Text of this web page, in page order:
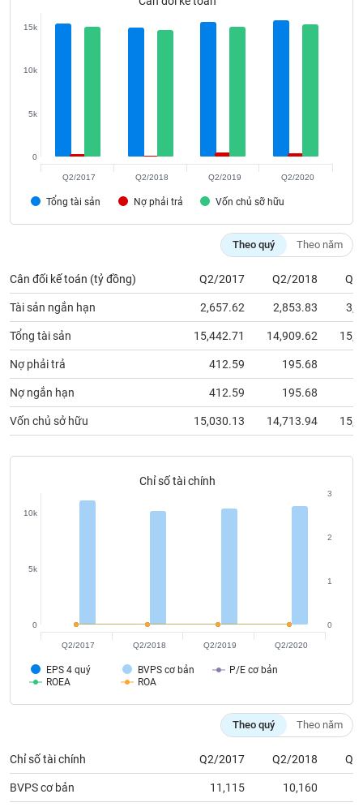
Tổng tài sản Nợ phải trả Vốn chủ sỡ hữu
0
5k
10k
15k
Q2/2017 Q2/2018 Q2/2019 Q2/2020
Theo quý Theo năm
Cân đối kế toán (tỷ đồng) Q2/2017 Q2/2018
Tài sản ngắn hạn 2,657.62 2,853.83
Tổng tài sản 15,442.71 14,909.62
Nợ phải trả 412.59 195.68
Nợ ngắn hạn 412.59 195.68
Vốn chủ sở hữu 15,030.13 14,713.94
Chỉ số tài chính
EPS 4 quý BVPS cơ bản
P/E cơ bản
ROEA
ROA
0
5k
10k
0
1
2
3
Q2/2017 Q2/2018 Q2/2019 Q2/2020
Theo quý Theo năm
Chỉ số tài chính Q2/2017 Q2/2018
BVPS cơ bản 11,115 10,160
Lãnh
đạo
Tất cả
Tin
Bài
viết
của
Báo
cáo
phân
tích
(-)
Thuật
ngữ
Dịch
(-)
Đào
Sách
Công
cụ